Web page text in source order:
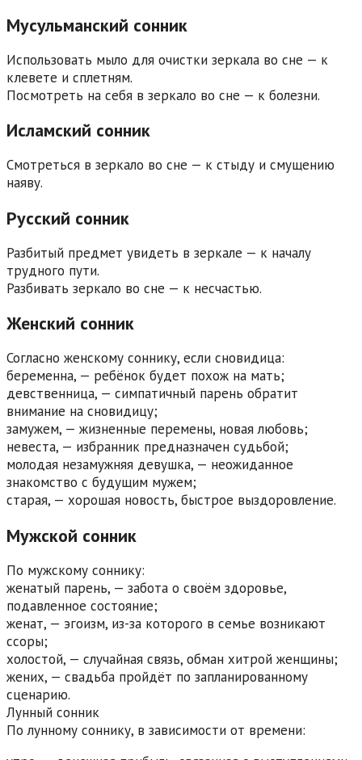
Мусульманский сонник
Использовать мыло для очистки зеркала во сне — к
клевете и сплетням.
Посмотреть на себя в зеркало во сне — к болезни.
Исламский сонник
Смотреться в зеркало во сне — к стыду и смущению
наяву.
Русский сонник
Разбитый предмет увидеть в зеркале — к началу
трудного пути.
Разбивать зеркало во сне — к несчастью.
Женский сонник
Согласно женскому соннику, если сновидица:
беременна, — ребёнок будет похож на мать;
девственница, — симпатичный парень обратит
внимание на сновидицу;
замужем, — жизненные перемены, новая любовь;
невеста, — избранник предназначен судьбой;
молодая незамужняя девушка, — неожиданное
знакомство с будущим мужем;
старая, — хорошая новость, быстрое выздоровление.
Мужской сонник
По мужскому соннику:
женатый парень, — забота о своём здоровье,
подавленное состояние;
женат, — эгоизм, из-за которого в семье возникают
ссоры;
холостой, — случайная связь, обман хитрой женщины;
жених, — свадьба пройдёт по запланированному
сценарию.
Лунный сонник
По лунному соннику, в зависимости от времени: